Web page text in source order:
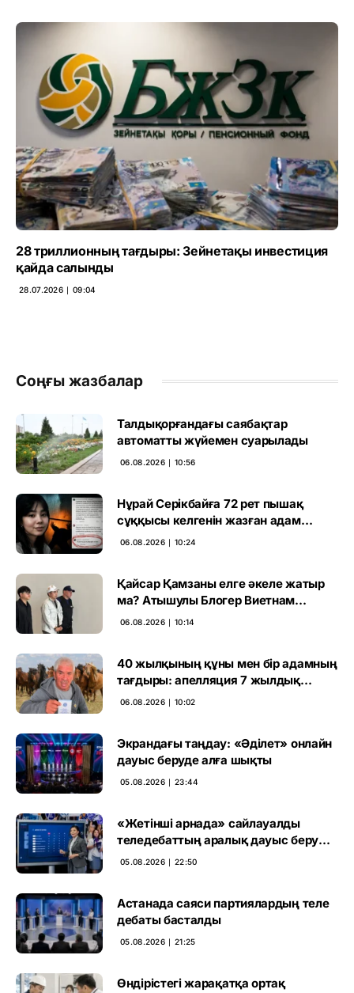
28 триллионның тағдыры: Зейнетақы инвестиция
қайда салынды
28.07.2026 ∣ 09:04
Соңғы жазбалар
Талдықорғандағы саябақтар
автоматты жүйемен суарылады
06.08.2026 ∣ 10:56
Нұрай Серікбайға 72 рет пышақ
сұққысы келгенін жазған адам
ұсталды
06.08.2026 ∣ 10:24
Қайсар Қамзаны елге әкеле жатыр
ма? Атышулы Блогер Виетнам
әуежайында көзге түсті
06.08.2026 ∣ 10:14
40 жылқының құны мен бір адамның
тағдыры: апелляция 7 жылдық
үкімді бұзды
06.08.2026 ∣ 10:02
Экрандағы таңдау: «Әділет» онлайн
дауыс беруде алға шықты
05.08.2026 ∣ 23:44
«Жетінші арнада» сайлауалды
теледебаттың аралық дауыс беру
нәтижесі жарияланды
05.08.2026 ∣ 22:50
Астанада саяси партиялардың теле
дебаты басталды
05.08.2026 ∣ 21:25
Өндірістегі жарақатқа ортақ